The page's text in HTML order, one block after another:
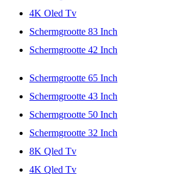
4K Oled Tv
Schermgrootte 83 Inch
Schermgrootte 42 Inch
Schermgrootte 65 Inch
Schermgrootte 43 Inch
Schermgrootte 50 Inch
Schermgrootte 32 Inch
8K Qled Tv
4K Qled Tv